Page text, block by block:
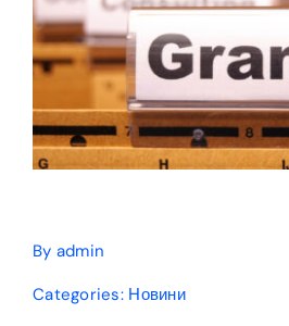
By admin
Categories: Новини